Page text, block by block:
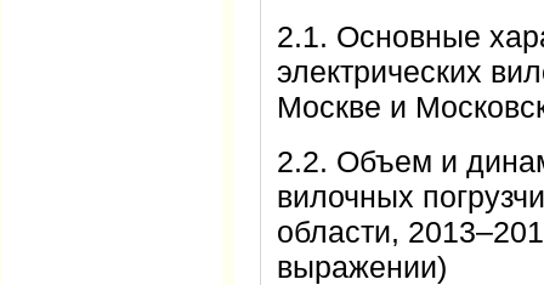
2.1. Основные
электрических
Москве и
2.2. Объем и
вилочных
области,
выражении)